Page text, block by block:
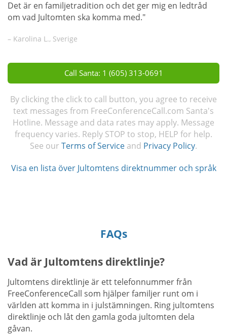
Det är en familjetradition och det ger mig en ledtråd
om vad Jultomten ska komma med."
– Karolina L., Sverige
Call Santa: 1 (605) 313-0691
By clicking the click to call button, you agree to receive
text messages from FreeConferenceCall.com Santa's
Hotline. Message and data rates may apply. Message
frequency varies. Reply STOP to stop, HELP for help.
See our Terms of Service and Privacy Policy.
Visa en lista över Jultomtens direktnummer och språk
FAQs
Vad är Jultomtens direktlinje?
Jultomtens direktlinje är ett telefonnummer från
FreeConferenceCall som hjälper familjer runt om i
världen att komma in i julstämningen. Ring jultomtens
direktlinje och låt den gamla goda jultomten dela
gåvan.